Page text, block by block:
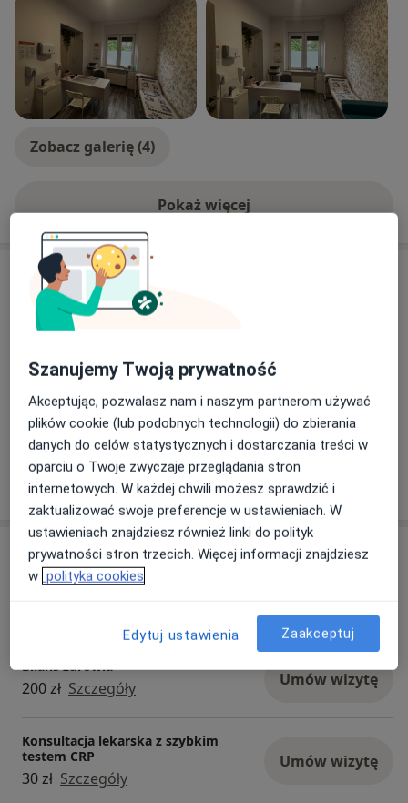
Zobacz galerię (4)
Pokaż więcejo doświadczeniu
Aktualności
lek. Olga Barańska
Zagajnikowa 35, 91-849 Łódź
święta oraz wizyty domowe. Prośba o kontakt
telefoniczny żeby omówić szczegóły wizyty
domowej.
W gabinecie jest możliwość wykonania testu
Combo ( grypa+Covid-19+RSV) oraz test-CRP
Dowiedz się więcej
26/01/2026
Usługi i ceny
Konsultacja pediatryczna
Bilans zdrowia
200 zł Szczegóły Umów wizytę
Konsultacja lekarska z szybkim
testem CRP
30 zł Szczegóły
Umów wizytę
Szanujemy Twoją prywatność
Akceptując, pozwalasz nam i naszym partnerom używać
plików cookie (lub podobnych technologii) do zbierania
danych do celów statystycznych i dostarczania treści w
oparciu o Twoje zwyczaje przeglądania stron
internetowych. W każdej chwili możesz sprawdzić i
zaktualizować swoje preferencje w ustawieniach. W
ustawieniach znajdziesz również linki do polityk
prywatności stron trzecich. Więcej informacji znajdziesz
w polityka cookies
Edytuj ustawienia Zaakceptuj